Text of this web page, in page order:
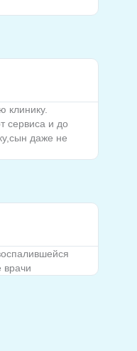
клинику.
сервиса и до
даже не
врачи